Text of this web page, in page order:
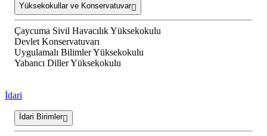
Yüksekokullar ve Konservatuvar
Çaycuma Sivil Havacılık Yüksekokulu
Devlet Konservatuvarı
Uygulamalı Bilimler Yüksekokulu
Yabancı Diller Yüksekokulu
İdari
İdari Birimler